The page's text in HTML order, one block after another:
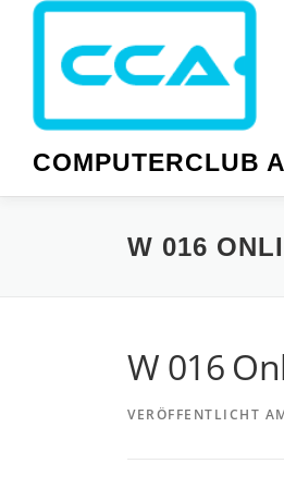
springen
COMPUTERCLUB
W 016
W 016
VERÖFFENTLICHT